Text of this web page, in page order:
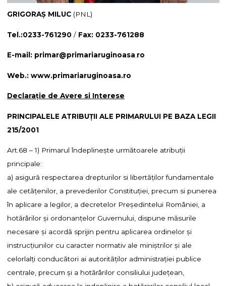
GRIGORAȘ MILUC(PNL)
Tel.:0233-761290 / Fax: 0233-761288
E-mail: primar@primariaruginoasa ro
Web.: www.primariaruginoasa.ro
Declarație de Avere si Interese
PRINCIPALELE ATRIBUŢII ALE PRIMARULUI PE BAZA LEGII
215/2001
Art.68 – 1) Primarul îndeplineşte următoarele atribuţii
principale:
a) asigură respectarea drepturilor si libertăţilor fundamentale
ale cetăţenilor, a prevederilor Constituţiei, precum si punerea
în aplicare a legilor, a decretelor Preşedintelui României, a
hotărârilor şi ordonanţelor Guvernului, dispune măsurile
necesare şi acordă sprijin pentru aplicarea ordinelor şi
instrucţiunilor cu caracter normativ ale miniştrilor şi ale
celorlalţi conducători ai autorităţilor administraţiei publice
centrale, precum şi a hotărârilor consiliului judeţean,